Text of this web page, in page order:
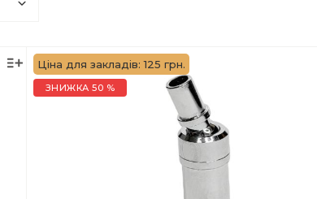
Ціна для закладів: 125 грн.
ЗНИЖКА 50 %